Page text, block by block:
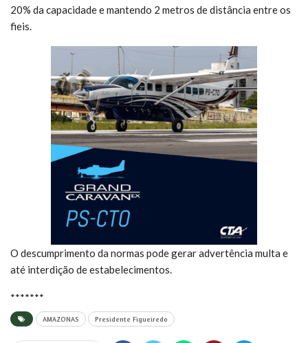
20% da capacidade e mantendo 2 metros de distância entre os
fieis.
O descumprimento da normas pode gerar advertência multa e
até interdição de estabelecimentos.
*******
AMAZONAS Presidente Figueiredo